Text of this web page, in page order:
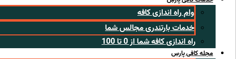
وام راه اندازی کافه
خدمات بارتندری مجالس شما
راه اندازی کافه شما از 0 تا 100
مجله کافی پارس